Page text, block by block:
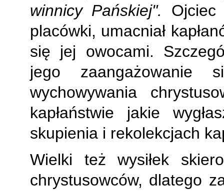
winnicy Pańskiej".
Ojciec
placówki, umacniał
się jej owocami.
jego
wychowywania
kapłaństwie jakie
skupienia i rekolekcjach
Wielki też wysiłek
chrystusowców, dlatego